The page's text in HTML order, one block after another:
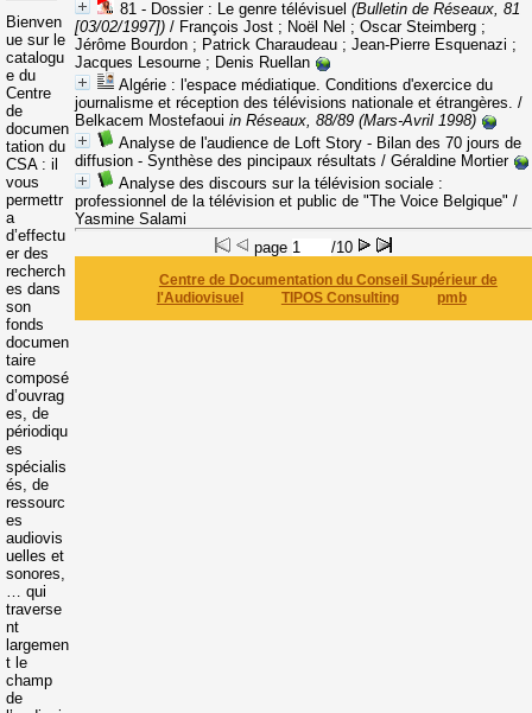
81 - Dossier : Le genre télévisuel (Bulletin de Réseaux, 81
[03/02/1997])/ François Jost ; Noël Nel ; Oscar Steimberg ;
Jérôme Bourdon ; Patrick Charaudeau ; Jean-Pierre Esquenazi ;
Jacques Lesourne ; Denis Ruellan
Algérie : l'espace médiatique. Conditions d'exercice du
journalisme et réception des télévisions nationale et étrangères. /
Belkacem Mostefaoui in Réseaux, 88/89 (Mars-Avril 1998)
Analyse de l'audience de Loft Story - Bilan des 70 jours de
diffusion - Synthèse des pincipaux résultats / Géraldine Mortier
Analyse des discours sur la télévision sociale:
professionnel de la télévision et public de "The Voice Belgique" /
Yasmine Salami
page
/10
Centre de Documentation du Conseil Supérieur de
l'Audiovisuel
TIPOS Consulting pmb
Bienven
ue sur le
catalogu
e du
Centre
de
documen
tation du
CSA : il
vous
permettr
a
d’effectu
er des
recherch
es dans
son
fonds
documen
taire
composé
d’ouvrag
es, de
périodiqu
es
spécialis
és, de
ressourc
es
audiovis
uelles et
sonores,
… qui
traverse
nt
largemen
t le
champ
de